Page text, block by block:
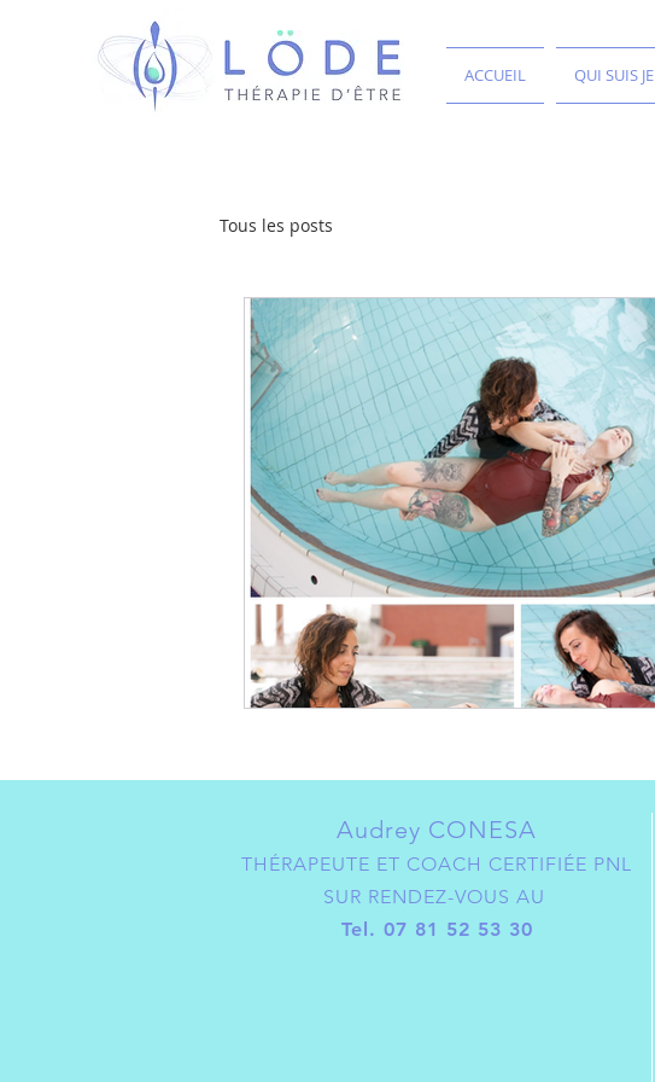
ACCUEIL QUI SUIS JE
Tous les posts
Audrey CONESA
THÉRAPEUTE ET COACH CERTIFIÉE PNL
SUR RENDEZ-VOUS AU
Tel. 07 81 52 53 30